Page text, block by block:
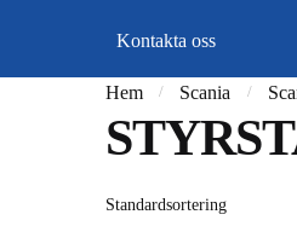
Kontakta oss
Hem / Scania /